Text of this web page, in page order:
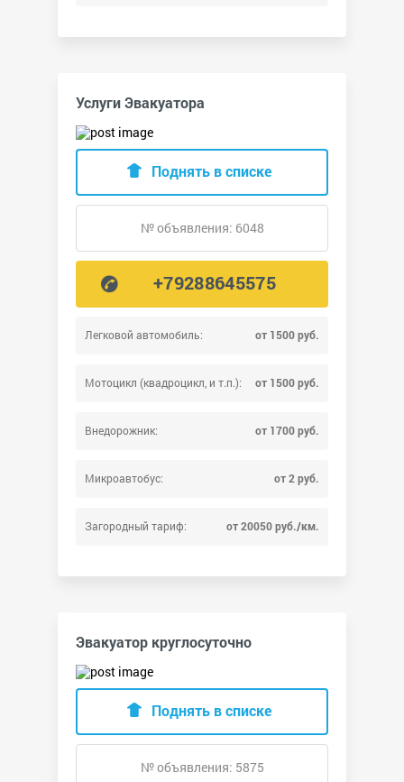
Услуги Эвакуатора
Легковой автомобиль: от 1500 руб.
Мотоцикл (квадроцикл, и т.п.): от 1500 руб.
Внедорожник: от 1700 руб.
Микроавтобус: от 2 руб.
Загородный тариф: от 20050 руб./км.
Поднять в списке
№ объявления: 6048
+79288645575
Эвакуатор круглосуточно
Поднять в списке
№ объявления: 5875